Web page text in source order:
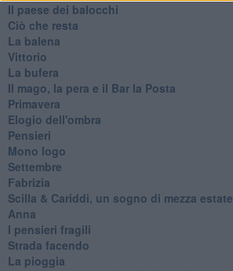
Il paese dei balocchi
Ciò che resta
La balena
Vittorio
La bufera
Il mago, la pera e il Bar la Posta
Primavera
Elogio dell'ombra
Pensieri
Mono logo
Settembre
Fabrizia
​Scilla & Cariddi, un sogno di mezza estate
Anna
I pensieri fragili
Strada facendo
La pioggia